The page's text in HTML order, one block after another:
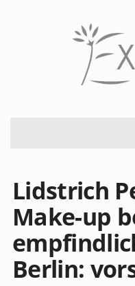
Lidstrich
Make-up
Berlin: